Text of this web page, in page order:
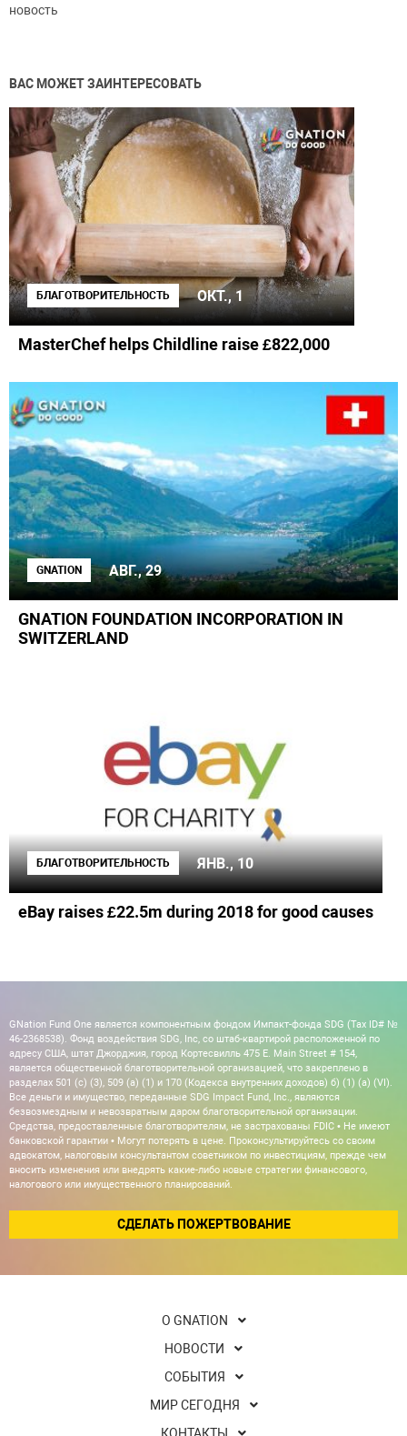
новость
ВАС МОЖЕТ ЗАИНТЕРЕСОВАТЬ
БЛАГОТВОРИТЕЛЬНОСТЬ ОКТ., 1
MasterChef helps Childline raise £822,000
GNATION АВГ., 29
GNATION FOUNDATION INCORPORATION IN
SWITZERLAND
БЛАГОТВОРИТЕЛЬНОСТЬ ЯНВ., 10
eBay raises £22.5m during 2018 for good causes
GNation Fund One является компонентным фондом Импакт-фонда SDG (Tax ID# №
46-2368538). Фонд воздействия SDG, Inc, со штаб-квартирой расположенной по
адресу США, штат Джорджия, город Кортесвилль 475 E. Main Street # 154,
является общественной благотворительной организацией, что закреплено в
разделах 501 (c) (3), 509 (a) (1) и 170 (Кодекса внутренних доходов) б) (1) (а) (VI).
Все деньги и имущество, переданные SDG Impact Fund, Inc., являются
безвозмездным и невозвратным даром благотворительной организации.
Средства, предоставленные благотворителям, не застрахованы FDIC • Не имеют
банковской гарантии • Могут потерять в цене. Проконсультируйтесь со своим
адвокатом, налоговым консультантом советником по инвестициям, прежде чем
вносить изменения или внедрять какие-либо новые стратегии финансового,
налогового или имущественного планирований.
СДЕЛАТЬ ПОЖЕРТВОВАНИЕ
О GNATION
НОВОСТИ
СОБЫТИЯ
МИР СЕГОДНЯ